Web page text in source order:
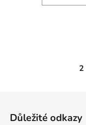
2
Důležité odkazy